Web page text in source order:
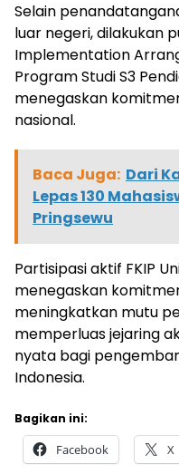
Selain
luar negeri, dilakukan
Implementation
Program Studi S3
menegaskan
nasional.
Baca Juga: Dari
Lepas 130
Pringsewu
Partisipasi aktif FKIP
menegaskan
meningkatkan mutu
memperluas jejaring
nyata bagi
Indonesia.
Bagikan ini:
Facebook X